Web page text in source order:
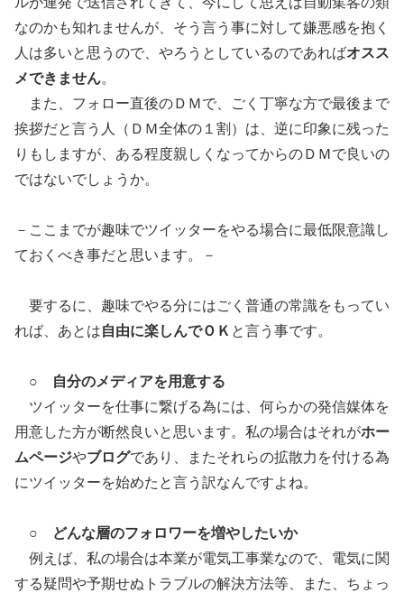
なのかも知れませんが、そう言う事に対して嫌悪感を抱く
人は多いと思うので、やろうとしているのであればオスス
メできません。
また、フォロー直後のＤＭで、ごく丁寧な方で最後まで
挨拶だと言う人（ＤＭ全体の１割）は、逆に印象に残った
りもしますが、ある程度親しくなってからのＤＭで良いの
ではないでしょうか。
－ここまでが趣味でツイッターをやる場合に最低限意識し
ておくべき事だと思います。－
要するに、趣味でやる分にはごく普通の常識をもってい
れば、あとは自由に楽しんでＯＫ と言う事です。
○
自分のメディアを用意する
ツイッターを仕事に繋げる為には、何らかの発信媒体を
用意した方が断然良いと思います。私の場合はそれがホー
ムページやブログであり、またそれらの拡散力を付ける為
にツイッターを始めたと言う訳なんですよね。
○
どんな層のフォロワーを増やしたいか
例えば、私の場合は本業が電気工事業なので、電気に関
する疑問や予期せぬトラブルの解決方法等、また、ちょっ